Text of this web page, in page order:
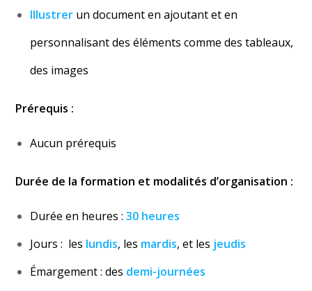
Illustrer un document en ajoutant et en
personnalisant des éléments comme des tableaux,
des images
Prérequis :
Aucun prérequis
Durée de la formation et modalités d’organisation :
Durée en heures :30 heures
Jours : les lundis, les mardis, et les jeudis
Émargement : des demi-journées